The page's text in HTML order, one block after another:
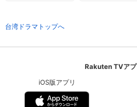
台湾ドラマトップへ
Rakuten TVアプ
iOS版アプリ